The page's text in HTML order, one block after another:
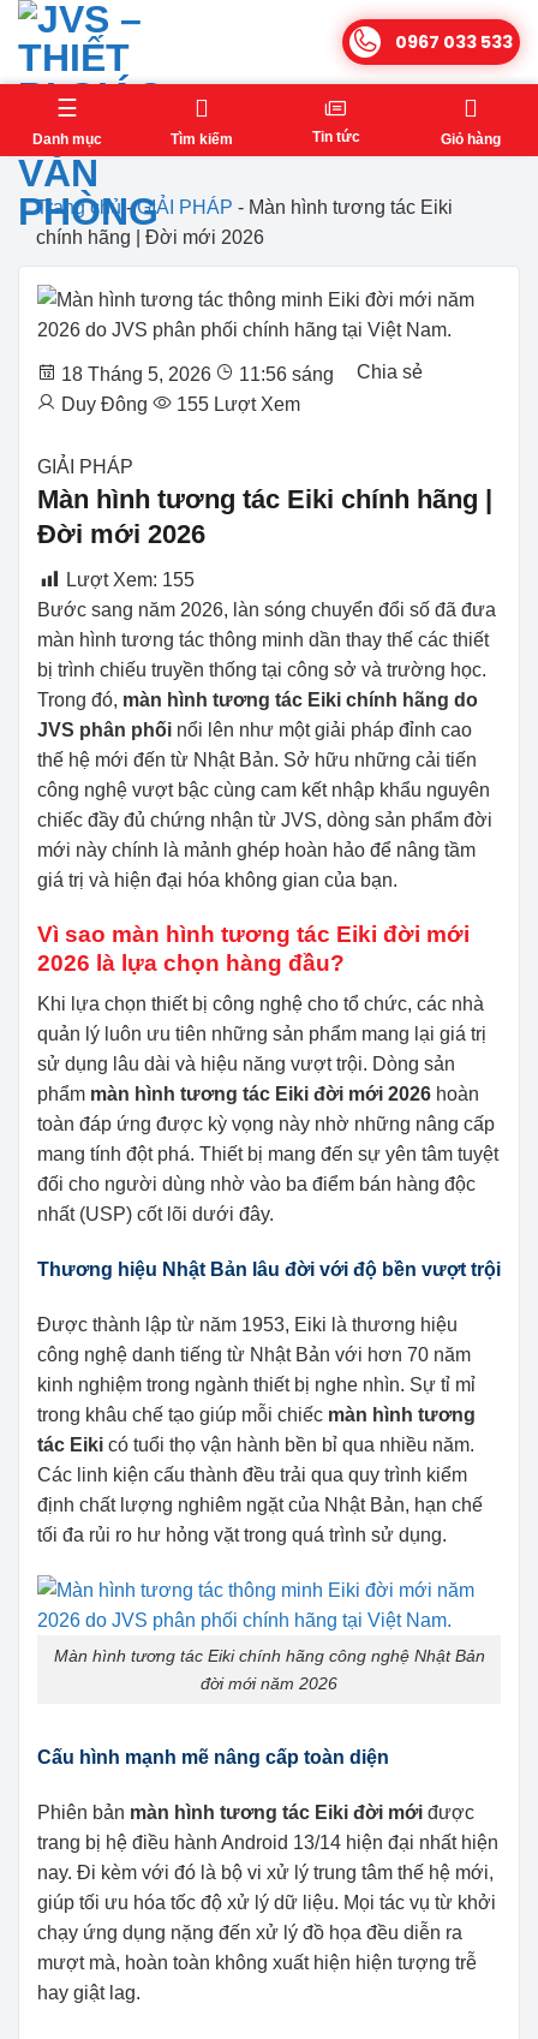
Danh mục Tìm kiếm Tin tức Giỏ hàng
Bỏ
qua
0967 033 533
Trang chủ -GIẢI PHÁP - Màn hình tương tác Eiki
chính hãng | Đời mới 2026
18 Tháng 5, 2026
11:56 sáng
Duy Đông
155 Lượt Xem
Chia sẻ
GIẢI PHÁP
Màn hình tương tác Eiki chính hãng |
Đời mới 2026
Lượt Xem: 155
Bước sang năm 2026, làn sóng chuyển đổi số đã đưa
màn hình tương tác thông minh dần thay thế các thiết
bị trình chiếu truyền thống tại công sở và trường học.
Trong đó, màn hình tương tác Eiki chính hãng do
JVS phân phối nổi lên như một giải pháp đỉnh cao
thế hệ mới đến từ Nhật Bản. Sở hữu những cải tiến
công nghệ vượt bậc cùng cam kết nhập khẩu nguyên
chiếc đầy đủ chứng nhận từ JVS, dòng sản phẩm đời
mới này chính là mảnh ghép hoàn hảo để nâng tầm
giá trị và hiện đại hóa không gian của bạn.
Vì sao màn hình tương tác Eiki đời mới
2026 là lựa chọn hàng đầu?
Khi lựa chọn thiết bị công nghệ cho tổ chức, các nhà
quản lý luôn ưu tiên những sản phẩm mang lại giá trị
sử dụng lâu dài và hiệu năng vượt trội. Dòng sản
phẩm màn hình tương tác Eiki đời mới 2026 hoàn
toàn đáp ứng được kỳ vọng này nhờ những nâng cấp
mang tính đột phá. Thiết bị mang đến sự yên tâm tuyệt
đối cho người dùng nhờ vào ba điểm bán hàng độc
nhất (USP) cốt lõi dưới đây.
Thương hiệu Nhật Bản lâu đời với độ bền vượt trội
Được thành lập từ năm 1953, Eiki là thương hiệu
công nghệ danh tiếng từ Nhật Bản với hơn 70 năm
kinh nghiệm trong ngành thiết bị nghe nhìn. Sự tỉ mỉ
trong khâu chế tạo giúp mỗi chiếc màn hình tương
tác Eiki có tuổi thọ vận hành bền bỉ qua nhiều năm.
Các linh kiện cấu thành đều trải qua quy trình kiểm
định chất lượng nghiêm ngặt của Nhật Bản, hạn chế
tối đa rủi ro hư hỏng vặt trong quá trình sử dụng.
Màn hình tương tác Eiki chính hãng công nghệ Nhật Bản
đời mới năm 2026
Cấu hình mạnh mẽ nâng cấp toàn diện
Phiên bản màn hình tương tác Eiki đời mới được
trang bị hệ điều hành Android 13/14 hiện đại nhất hiện
nay. Đi kèm với đó là bộ vi xử lý trung tâm thế hệ mới,
giúp tối ưu hóa tốc độ xử lý dữ liệu. Mọi tác vụ từ khởi
chạy ứng dụng nặng đến xử lý đồ họa đều diễn ra
mượt mà, hoàn toàn không xuất hiện hiện tượng trễ
hay giật lag.